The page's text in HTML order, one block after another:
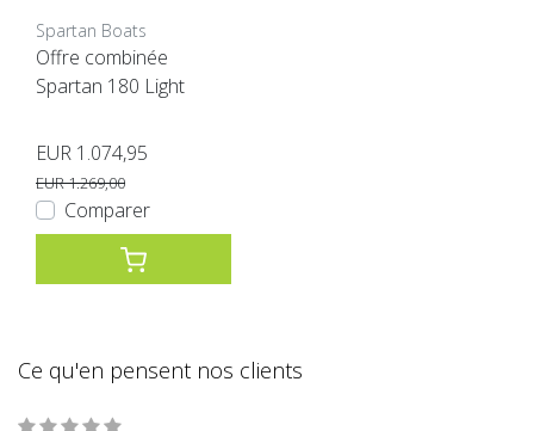
Spartan Boats
Offre combinée
Spartan 180 Light
EUR 1.074,95
EUR 1.269,00
Comparer
Ce qu'en pensent nos clients